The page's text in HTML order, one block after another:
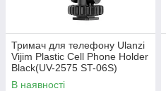
Тримач для телефону Ulanzi
Vijim Plastic Cell Phone Holder
Black(UV-2575 ST-06S)
В наявності